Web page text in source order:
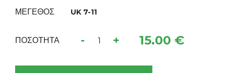
ΜΕΓΕΘΟΣ UK 7-11
ΠΟΣΟΤΗΤΑ - + 15.00 €